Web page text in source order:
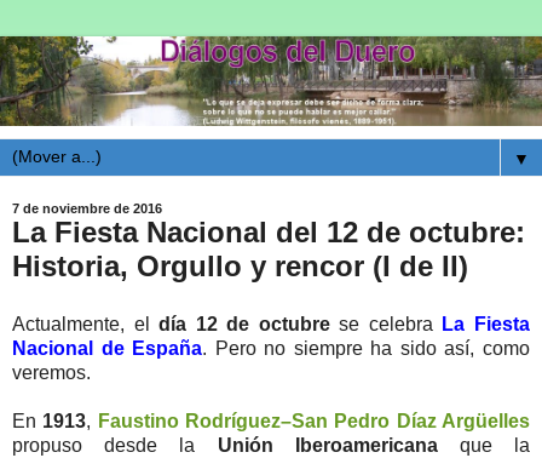
▼
7 de noviembre de 2016
La Fiesta Nacional del 12 de octubre:
Historia, Orgullo y rencor (I de II)
Actualmente, eldía 12 de octubrese celebra
La Fiesta
Nacional de España. Pero no siempre ha sido así, como
veremos.
En 1913, Faustino Rodríguez–San Pedro Díaz Argüelles
propuso desde la Unión Iberoamericana que la